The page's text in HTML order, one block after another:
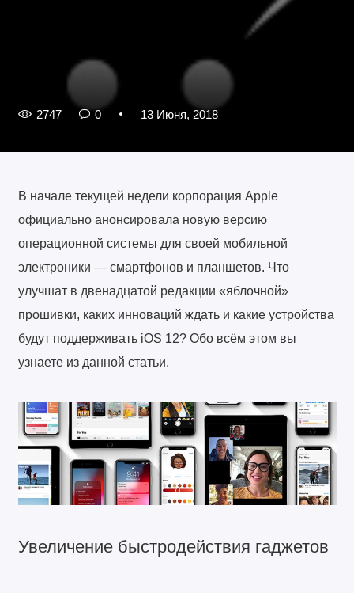
2747 0 13 Июня, 2018
В начале текущей недели корпорация Apple
официально анонсировала новую версию
операционной системы для своей мобильной
электроники — смартфонов и планшетов. Что
улучшат в двенадцатой редакции «яблочной»
прошивки, каких инноваций ждать и какие устройства
будут поддерживать iOS 12? Обо всём этом вы
узнаете из данной статьи.
Увеличение быстродействия гаджетов